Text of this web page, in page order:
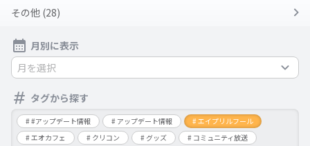
その他 (28)
月別に表示
月を選択
タグから探す
#アップデート情報 アップデート情報
エイプリルフール
エオカフェ
クリコン グッズ
コミュニティ放送